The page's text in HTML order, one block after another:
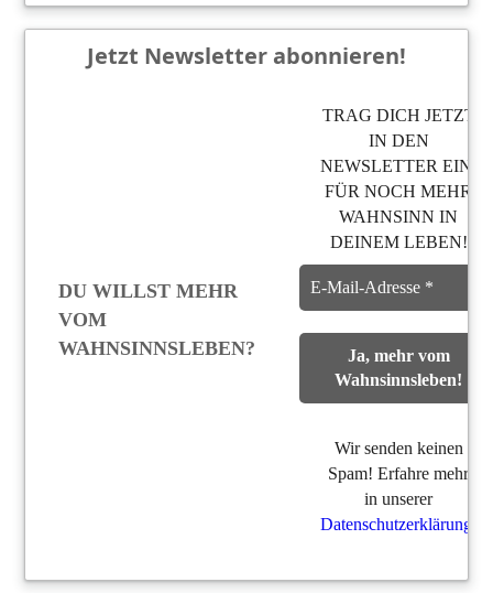
Jetzt Newsletter abonnieren!
DU WILLST MEHR
VOM
WAHNSINNSLEBEN?
TRAG DICH JETZT
IN DEN
NEWSLETTER EIN,
FÜR NOCH MEHR
WAHNSINN IN
DEINEM LEBEN!
Wir senden keinen
Spam! Erfahre mehr
in unserer
Datenschutzerklärung